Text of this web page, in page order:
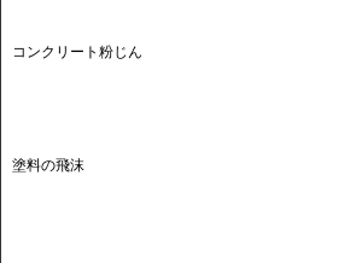
コンクリート粉じん
塗料の飛沫